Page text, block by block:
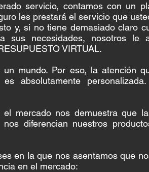
servicio, contamos con un
les prestará el servicio que
y, si no tiene demasiado claro
sus necesidades, nosotros le
VIRTUAL.
un mundo. Por eso, la atención
absolutamente
el mercado nos demuestra que
diferencian nuestros
en la que nos asentamos que
en el mercado: